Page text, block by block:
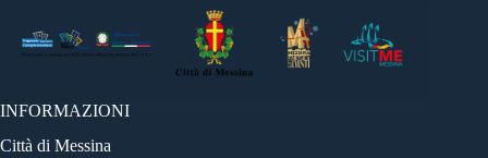
INFORMAZIONI
Città di Messina